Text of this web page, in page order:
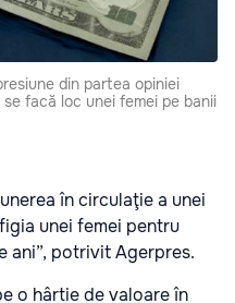
din partea opiniei
facă loc unei femei pe banii
în circulaţie a unei
unei femei pentru
ani”, potrivit Agerpres.
o hârtie de valoare în